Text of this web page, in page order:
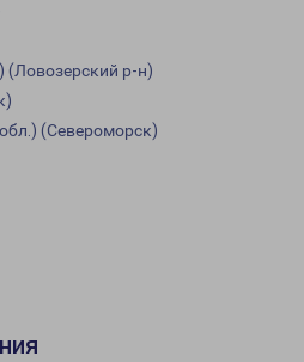
(Ловозерский р-н)
(Североморск)